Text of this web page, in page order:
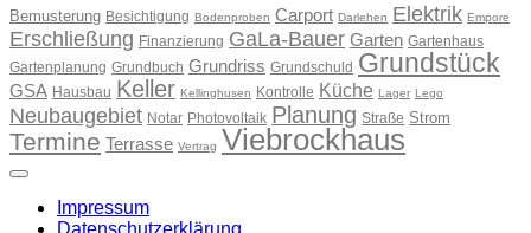
Bemusterung Besichtigung Bodenproben Carport Darlehen Elektrik Empore
Erschließung Finanzierung GaLa-Bauer Garten Gartenhaus
Gartenplanung Grundbuch Grundriss Grundschuld Grundstück
GSA Hausbau Keller Kellinghusen Kontrolle Küche Lager Lego
Neubaugebiet Notar Photovoltaik Planung Straße Strom
Termine Terrasse Vertrag Viebrockhaus
Impressum
Datenschutzerklärung